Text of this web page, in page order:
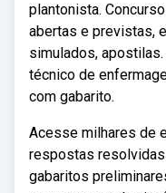
plantonista.
abertas e previstas,
simulados,
técnico de
com gabarito.
Acesse milhares de
respostas
gabaritos